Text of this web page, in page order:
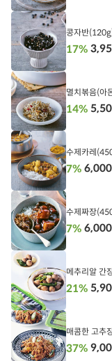
담
기
담
기
콩자반
17%
담
멸치볶음(아
14%
담
기
수제카레
7% 6,000
담
수제짜장
7% 6,000
담
기
메추리알 간
21%
매콤한
37%